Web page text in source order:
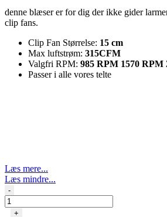
denne blæser er for dig der ikke gider
clip fans.
Clip Fan Størrelse: 15 cm
Max luftstrøm: 315CFM
Valgfri RPM: 985 RPM 1570 RPM
Passer i alle vores telte
Læs mere...
Læs mindre...
Clip
Fan
Oscillerende
-
+